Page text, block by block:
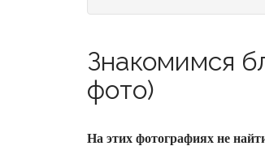
Знакомимся
фото)
На этих фотографиях не